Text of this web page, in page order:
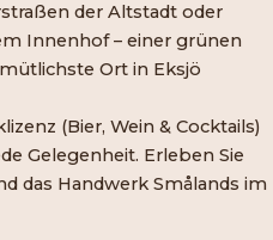
der Altstadt oder
Innenhof – einer grünen
Ort in Eksjö
(Bier, Wein & Cocktails)
Gelegenheit. Erleben Sie
das Handwerk Smålands im